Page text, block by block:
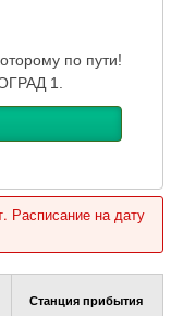
по пути!
1.
Расписание на дату
Станция прибытия